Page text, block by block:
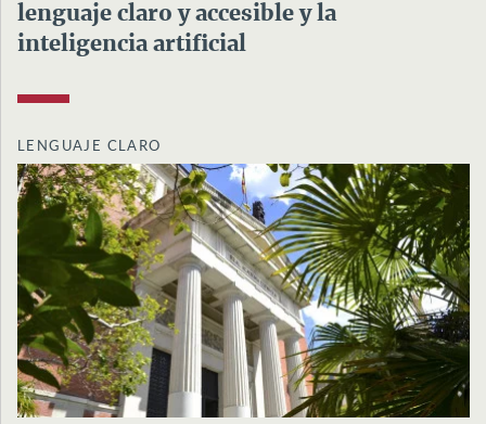
lenguaje claro y accesible y la
inteligencia artificial
LENGUAJE CLARO